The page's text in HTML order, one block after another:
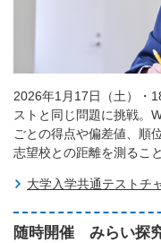
2026年1月17日（土）・
ストと同じ問題に挑戦。
ごとの得点や偏差値、順
志望校との距離を測るこ
大学入学共通テストチ
随時開催 みらい探